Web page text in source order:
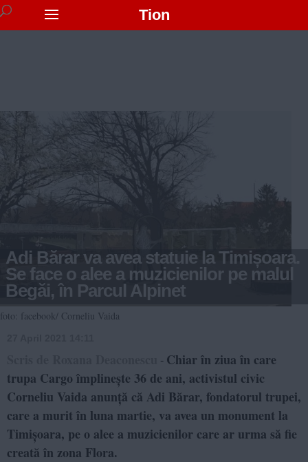
Tion
Adi Bărar va avea statuie la Timișoara.
Se face o alee a muzicienilor pe malul
Begăi, în Parcul Alpinet
foto: facebook/ Corneliu Vaida
- Chiar în ziua în care
trupa Cargo împlinește 36 de ani, activistul civic
Corneliu Vaida anunță că Adi Bărar, fondatorul trupei,
care a murit în luna martie, va avea un monument la
Timișoara, pe o alee a muzicienilor care ar urma să fie
creată în zona Flora.